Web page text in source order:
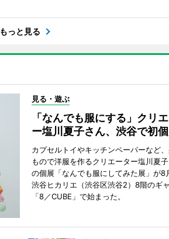
もっと見る
見る・遊ぶ
「なんでも服にする」クリ
ー塩川夏子さん、渋谷で初
カプセルトイやキッチンペーパーなど
もので洋服を作るクリエーター塩川夏
の個展「なんでも服にしてみた展」が8
渋谷ヒカリエ（渋谷区渋谷2）8階のギ
「8／CUBE」で始まった。